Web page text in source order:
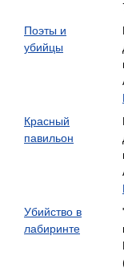
Поэты и
убийцы
Красный
павильон
Убийство в
лабиринте